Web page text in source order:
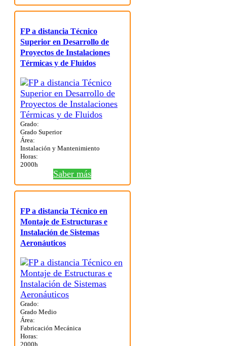
FP a distancia Técnico
Superior en Desarrollo de
Proyectos de Instalaciones
Térmicas y de Fluidos
Grado:
Grado Superior
Área:
Instalación y Mantenimiento
Horas:
2000h
Saber más
FP a distancia Técnico en
Montaje de Estructuras e
Instalación de Sistemas
Aeronáuticos
Grado:
Grado Medio
Área:
Fabricación Mecánica
Horas:
2000h